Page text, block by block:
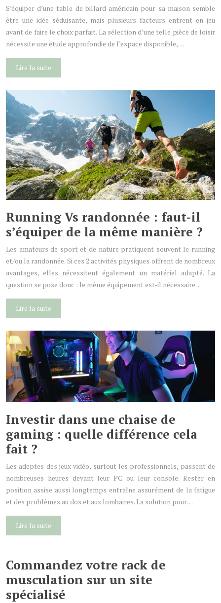
S’équiper d’une table de billard américain pour sa maison semble
être une idée séduisante, mais plusieurs facteurs entrent en jeu
avant de faire le choix parfait. La sélection d’une telle pièce de loisir
nécessite une étude approfondie de l’espace disponible,…
Lire la suite
Running Vs randonnée : faut-il
s’équiper de la même manière ?
Les amateurs de sport et de nature pratiquent souvent le running
et/ou la randonnée. Si ces 2 activités physiques offrent de nombreux
avantages, elles nécessitent également un matériel adapté. La
question se pose donc : le même équipement est-il nécessaire…
Lire la suite
Investir dans une chaise de
gaming : quelle différence cela
fait ?
Les adeptes des jeux vidéo, surtout les professionnels, passent de
nombreuses heures devant leur PC ou leur console. Rester en
position assise aussi longtemps entraîne assurément de la fatigue
et des problèmes au dos et aux lombaires. La solution pour…
Lire la suite
Commandez votre rack de
musculation sur un site
spécialisé